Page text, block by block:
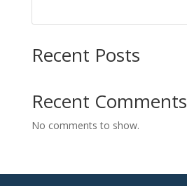
Recent Posts
Recent Comments
No comments to show.